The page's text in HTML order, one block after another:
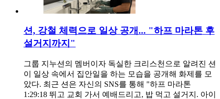
션, 강철 체력으로 일상 공개... "하프 마라톤 후
설거지까지"
그룹 지누션의 멤버이자 독실한 크리스천으로 알려진 션
이 일상 속에서 집안일을 하는 모습을 공개해 화제를 모
았다. 최근 션은 자신의 SNS를 통해 "하프 마라톤
1:29:18 뛰고 교회 가서 예배드리고, 밥 먹고 설거지. 아이